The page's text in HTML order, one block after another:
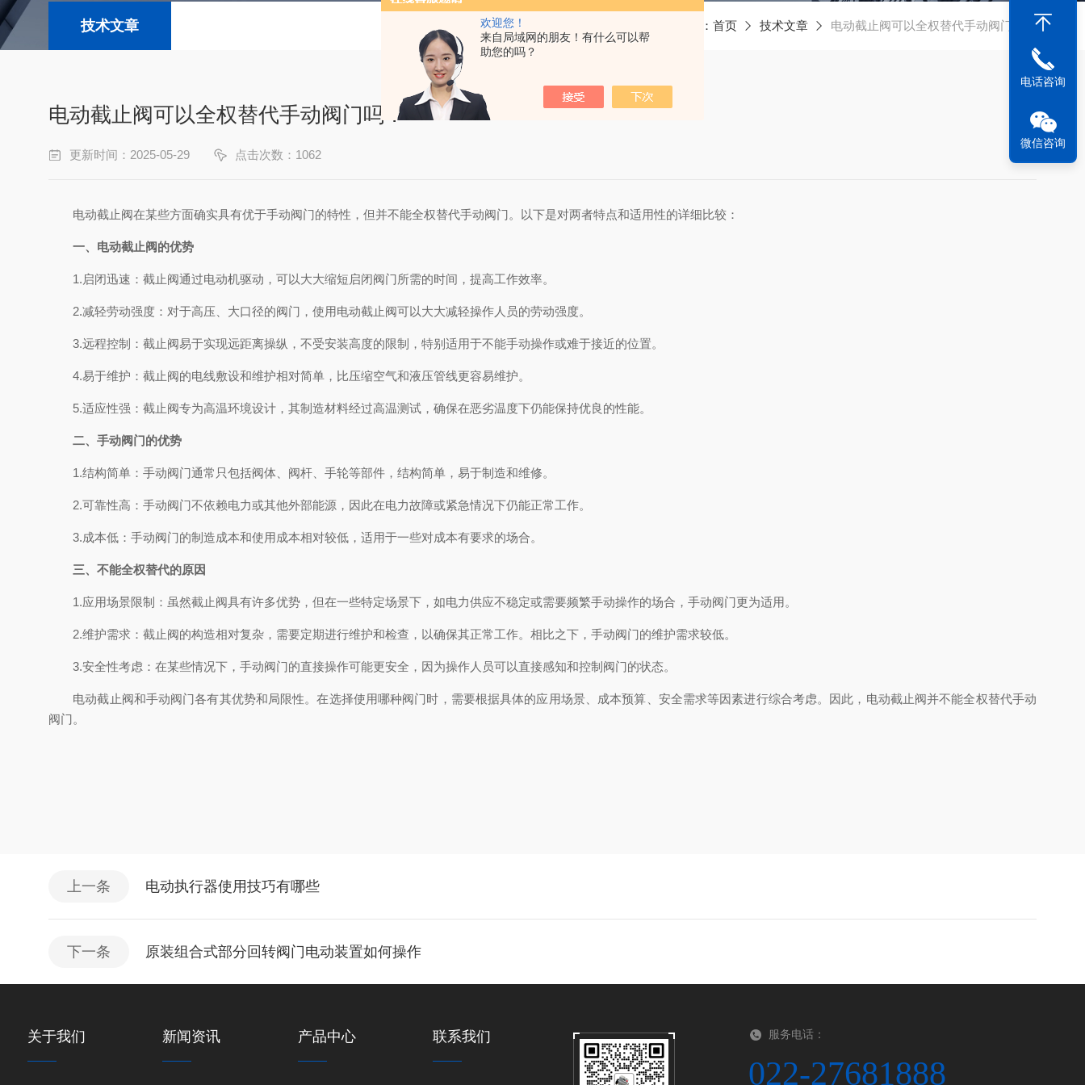
欢迎您！
来自局域网的朋友！有什么可以帮
助您的吗？
技术文章 当前位置： 首页 技术文章 电动截止阀可以全权替代手动阀门吗？
电动截止阀可以全权替代手动阀门吗？
更新时间：2025-05-29 点击次数：1062
电动截止阀在某些方面确实具有优于手动阀门的特性，但并不能全权替代手动阀门。以下是对两者特点和适用性的详细比较：
一、电动截止阀的优势
1.启闭迅速：截止阀通过电动机驱动，可以大大缩短启闭阀门所需的时间，提高工作效率。
2.减轻劳动强度：对于高压、大口径的阀门，使用电动截止阀可以大大减轻操作人员的劳动强度。
3.远程控制：截止阀易于实现远距离操纵，不受安装高度的限制，特别适用于不能手动操作或难于接近的位置。
4.易于维护：截止阀的电线敷设和维护相对简单，比压缩空气和液压管线更容易维护。
5.适应性强：截止阀专为高温环境设计，其制造材料经过高温测试，确保在恶劣温度下仍能保持优良的性能。
二、手动阀门的优势
1.结构简单：手动阀门通常只包括阀体、阀杆、手轮等部件，结构简单，易于制造和维修。
2.可靠性高：手动阀门不依赖电力或其他外部能源，因此在电力故障或紧急情况下仍能正常工作。
3.成本低：手动阀门的制造成本和使用成本相对较低，适用于一些对成本有要求的场合。
三、不能全权替代的原因
1.应用场景限制：虽然截止阀具有许多优势，但在一些特定场景下，如电力供应不稳定或需要频繁手动操作的场合，手动阀门更为适用。
2.维护需求：截止阀的构造相对复杂，需要定期进行维护和检查，以确保其正常工作。相比之下，手动阀门的维护需求较低。
3.安全性考虑：在某些情况下，手动阀门的直接操作可能更安全，因为操作人员可以直接感知和控制阀门的状态。
电动截止阀和手动阀门各有其优势和局限性。在选择使用哪种阀门时，需要根据具体的应用场景、成本预算、安全需求等因素进行综合考虑。因此，电动截止阀并不能全权替代手动
阀门。
上一条 电动执行器使用技巧有哪些
下一条 原装组合式部分回转阀门电动装置如何操作
关于我们 新闻资讯 产品中心 联系我们 服务电话：
022-27681888
电话咨询
微信咨询